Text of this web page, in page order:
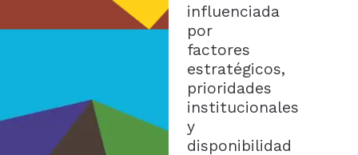
influenciada
por
factores
estratégicos,
prioridades
institucionales
y
disponibilidad